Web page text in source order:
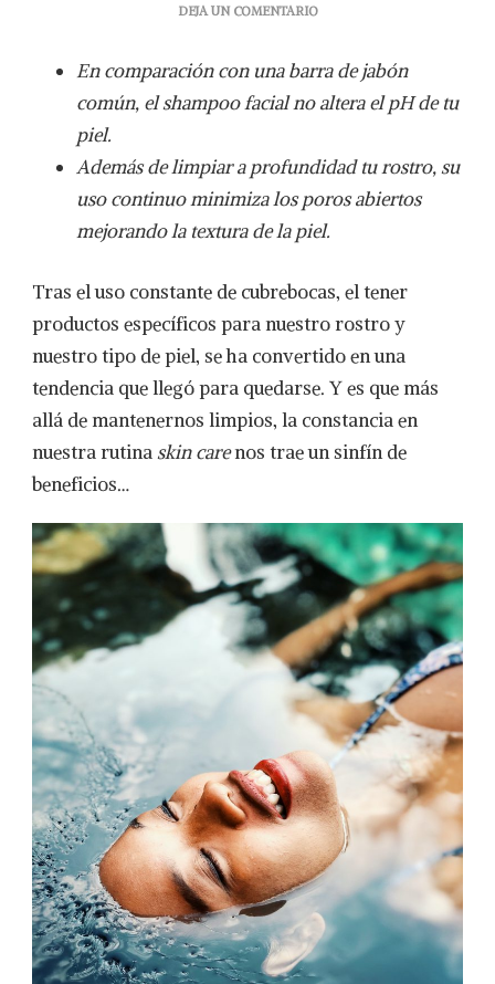
DEJA UN COMENTARIOEN
5
RAZONES
PARA
SHAMPOO
FACIAL
En comparación con una barra de jabón
común, el shampoo facial no altera el pH de tu
piel.
Además de limpiar a profundidad tu rostro, su
uso continuo minimiza los poros abiertos
mejorando la textura de la piel.
Tras el uso constante de cubrebocas, el tener
productos específicos para nuestro rostro y
nuestro tipo de piel, se ha convertido en una
tendencia que llegó para quedarse. Y es que más
allá de mantenernos limpios, la constancia en
nuestra rutinaskin carenos trae un sinfín de
beneficios…